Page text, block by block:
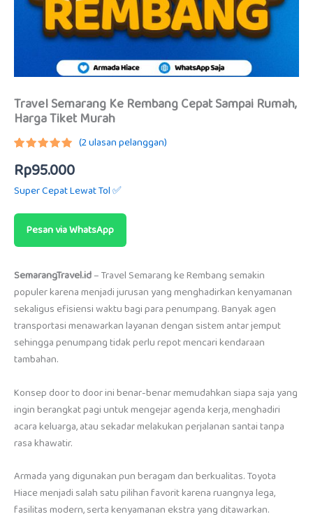
Travel Semarang Ke Rembang Cepat Sampai Rumah,
Harga Tiket Murah
5.00dari
5
berdasarkan
penilaian
(2ulasan pelanggan)
Rp95.000
Super Cepat Lewat Tol ✅
Pesan via WhatsApp
SemarangTravel.id– Travel Semarang ke Rembang semakin
populer karena menjadi jurusan yang menghadirkan kenyamanan
sekaligus efisiensi waktu bagi para penumpang. Banyak agen
transportasi menawarkan layanan dengan sistem antar jemput
sehingga penumpang tidak perlu repot mencari kendaraan
tambahan.
Konsep door to door ini benar-benar memudahkan siapa saja yang
ingin berangkat pagi untuk mengejar agenda kerja, menghadiri
acara keluarga, atau sekadar melakukan perjalanan santai tanpa
rasa khawatir.
Armada yang digunakan pun beragam dan berkualitas. Toyota
Hiace menjadi salah satu pilihan favorit karena ruangnya lega,
fasilitas modern, serta kenyamanan ekstra yang ditawarkan.